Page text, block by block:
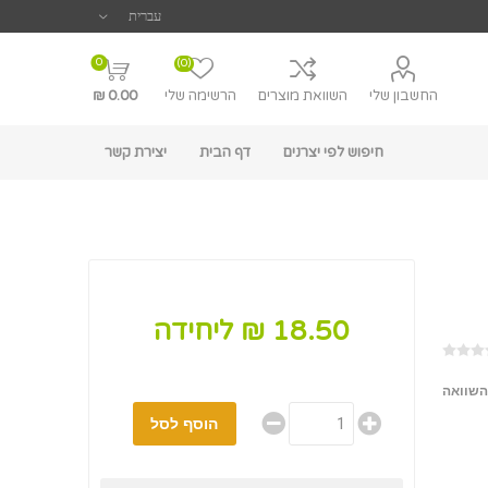
החשבון שלי השוואת מוצרים הרשימה שלי
(0)
0
0.00 ₪
חיפוש לפי יצרנים דף הבית יצירת קשר
18.50 ₪ ליחידה